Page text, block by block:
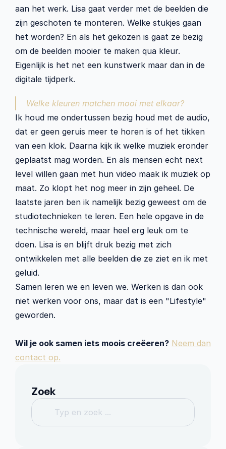
aan het werk. Lisa gaat verder met de beelden die
zijn geschoten te monteren. Welke stukjes gaan
het worden? En als het gekozen is gaat ze bezig
om de beelden mooier te maken qua kleur.
Eigenlijk is het net een kunstwerk maar dan in de
digitale tijdperk.
Welke kleuren matchen mooi met elkaar?
Ik houd me ondertussen bezig houd met de audio,
dat er geen geruis meer te horen is of het tikken
van een klok. Daarna kijk ik welke muziek eronder
geplaatst mag worden. En als mensen echt next
level willen gaan met hun video maak ik muziek op
maat. Zo klopt het nog meer in zijn geheel. De
laatste jaren ben ik namelijk bezig geweest om de
studiotechnieken te leren. Een hele opgave in de
technische wereld, maar heel erg leuk om te
doen. Lisa is en blijft druk bezig met zich
ontwikkelen met alle beelden die ze ziet en ik met
geluid.
Samen leren we en leven we. Werken is dan ook
niet werken voor ons, maar dat is een "Lifestyle"
geworden.
Wil je ook samen iets moois creëeren? Neem dan
contact op.
Zoek
Typ en zoek ...